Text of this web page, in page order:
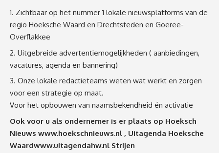
Zichtbaar op het nummer 1 lokale nieuwsplatforms van de
regio Hoeksche Waard en Drechtsteden en Goeree-
Overflakkee
Uitgebreide advertentiemogelijkheden ( aanbiedingen,
vacatures, agenda en bannering)
Onze lokale redactieteams weten wat werkt en zorgen
voor een strategie op maat.
Voor het opbouwen van naamsbekendheid én activatie
Ook voor u als ondernemer is er plaats op Hoeksch
Nieuws www.hoekschnieuws.nl , Uitagenda Hoeksche
Waardwww.uitagendahw.nl Strijen